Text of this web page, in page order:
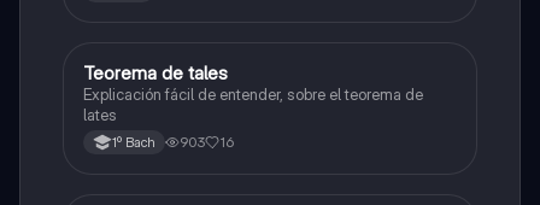
Matemáticas
Teorema de tales
Explicación fácil de entender, sobre el teorema de
lates
1º Bach 903 16